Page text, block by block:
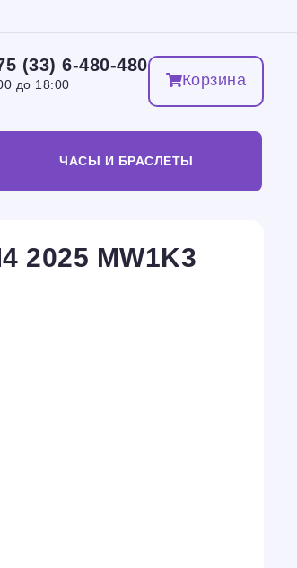
(33) 6-480-480
до 18:00 Корзина
ЧАСЫ И БРАСЛЕТЫ
2025 MW1K3